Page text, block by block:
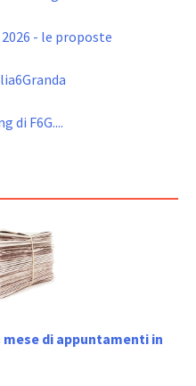
- le proposte
di F6G....
mese di appuntamenti in